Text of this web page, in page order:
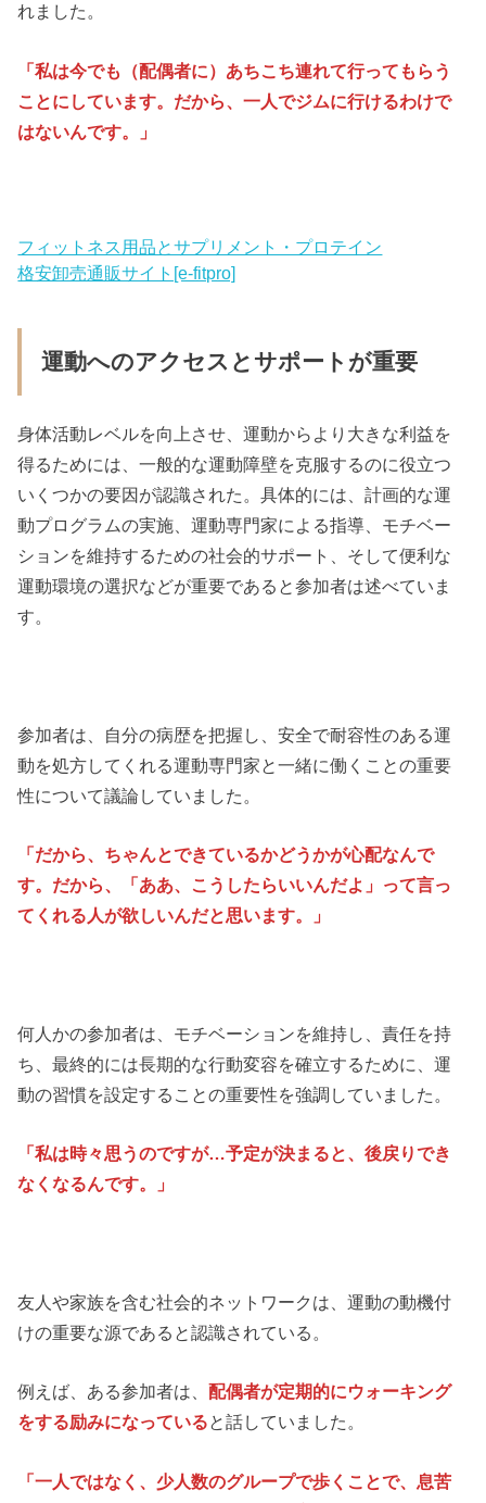
れました。
「私は今でも（配偶者に）あちこち連れて行ってもらう
ことにしています。だから、一人でジムに行けるわけで
はないんです。」
フィットネス用品とサプリメント・プロテイン
格安卸売通販サイト[e-fitpro]
運動へのアクセスとサポートが重要
身体活動レベルを向上させ、運動からより大きな利益を
得るためには、一般的な運動障壁を克服するのに役立つ
いくつかの要因が認識された。具体的には、計画的な運
動プログラムの実施、運動専門家による指導、モチベー
ションを維持するための社会的サポート、そして便利な
運動環境の選択などが重要であると参加者は述べていま
す。
参加者は、自分の病歴を把握し、安全で耐容性のある運
動を処方してくれる運動専門家と一緒に働くことの重要
性について議論していました。
「だから、ちゃんとできているかどうかが心配なんで
す。だから、「ああ、こうしたらいいんだよ」って言っ
てくれる人が欲しいんだと思います。」
何人かの参加者は、モチベーションを維持し、責任を持
ち、最終的には長期的な行動変容を確立するために、運
動の習慣を設定することの重要性を強調していました。
「私は時々思うのですが…予定が決まると、後戻りでき
なくなるんです。」
友人や家族を含む社会的ネットワークは、運動の動機付
けの重要な源であると認識されている。
例えば、ある参加者は、配偶者が定期的にウォーキング
をする励みになっていると話していました。
「一人ではなく、少人数のグループで歩くことで、息苦